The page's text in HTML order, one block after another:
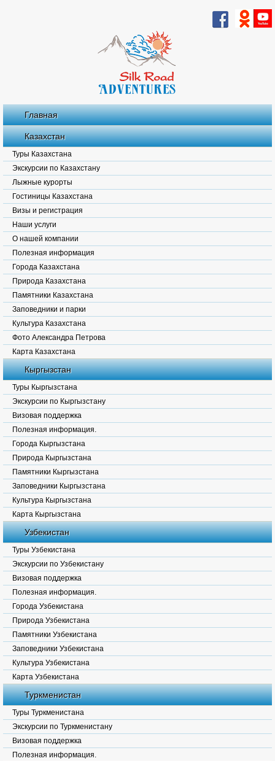
Главная
Казахстан
Туры Казахстана
Экскурсии по Казахстану
Лыжные курорты
Гостиницы Казахстана
Визы и регистрация
Наши услуги
О нашей компании
Полезная информация
Города Казахстана
Природа Казахстана
Памятники Казахстана
Заповедники и парки
Культура Казахстана
Фото Александра Петрова
Карта Казахстана
Кыргызстан
Туры Кыргызстана
Экскурсии по Кыргызстану
Визовая поддержка
Полезная информация.
Города Кыргызстана
Природа Кыргызстана
Памятники Кыргызстана
Заповедники Кыргызстана
Культура Кыргызстана
Карта Кыргызстана
Узбекистан
Туры Узбекистана
Экскурсии по Узбекистану
Визовая поддержка
Полезная информация.
Города Узбекистана
Природа Узбекистана
Памятники Узбекистана
Заповедники Узбекистана
Культура Узбекистана
Карта Узбекистана
Туркменистан
Туры Туркменистана
Экскурсии по Туркменистану
Визовая поддержка
Полезная информация.